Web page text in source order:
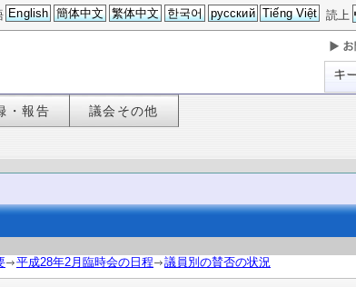
読上
English 簡体中文 繁体中文 한국어 русский Tiếng Việt
・報告 議会その他
平成28年2月臨時会の日程 議員別の賛否の状況